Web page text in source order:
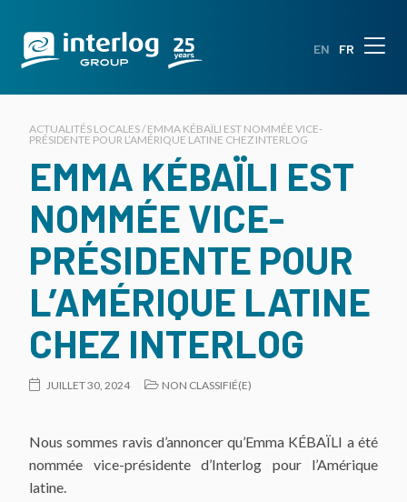
EN FR
ACTUALITÉS LOCALES / EMMA KÉBAÏLI EST NOMMÉE VICE-
PRÉSIDENTE POUR L’AMÉRIQUE LATINE CHEZ INTERLOG
EMMA KÉBAÏLI EST
NOMMÉE VICE-
PRÉSIDENTE POUR
L’AMÉRIQUE LATINE
CHEZ INTERLOG
JUILLET 30, 2024 NON CLASSIFIÉ(E)
Nous sommes ravis d’annoncer qu’Emma KÉBAÏLI a été
nommée vice-présidente d’Interlog pour l’Amérique
latine.